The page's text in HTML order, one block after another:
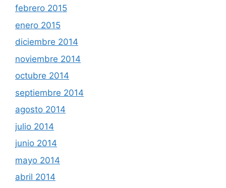
febrero 2015
enero 2015
diciembre 2014
noviembre 2014
octubre 2014
septiembre 2014
agosto 2014
julio 2014
junio 2014
mayo 2014
abril 2014